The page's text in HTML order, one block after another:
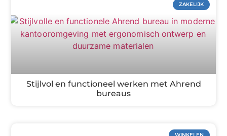
ZAKELIJK
Stijlvol en functioneel werken met Ahrend
bureaus
WINKELEN